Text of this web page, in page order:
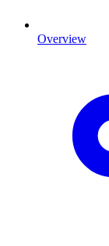
Overview